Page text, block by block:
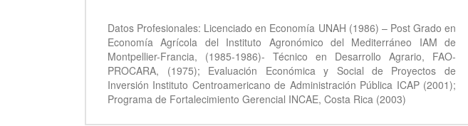
Datos Profesionales: Licenciado en Economía UNAH (1986) – Post Grado en
Economía Agrícola del Instituto Agronómico del Mediterráneo IAM de
Montpellier-Francia, (1985-1986)- Técnico en Desarrollo Agrario, FAO-
PROCARA, (1975); Evaluación Económica y Social de Proyectos de
Inversión Instituto Centroamericano de Administración Pública ICAP (2001);
Programa de Fortalecimiento Gerencial INCAE, Costa Rica (2003)